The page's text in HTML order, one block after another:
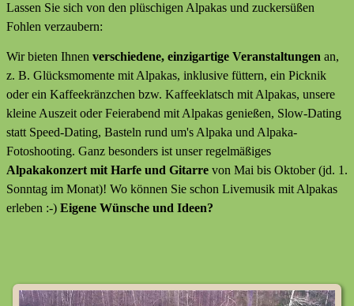
Lassen Sie sich von den plüschigen Alpakas und zuckersüßen
Fohlen verzaubern:
Wir bieten Ihnen verschiedene, einzigartige Veranstaltungen an,
z. B. Glücksmomente mit Alpakas, inklusive füttern, ein Picknik
oder ein Kaffeekränzchen bzw. Kaffeeklatsch mit Alpakas, unsere
kleine Auszeit oder Feierabend mit Alpakas genießen, Slow-Dating
statt Speed-Dating, Basteln rund um's Alpaka und Alpaka-
Fotoshooting. Ganz besonders ist unser regelmäßiges
Alpakakonzert mit Harfe und Gitarre von Mai bis Oktober (jd. 1.
Sonntag im Monat)! Wo können Sie schon Livemusik mit Alpakas
erleben :-) Eigene Wünsche und Ideen?